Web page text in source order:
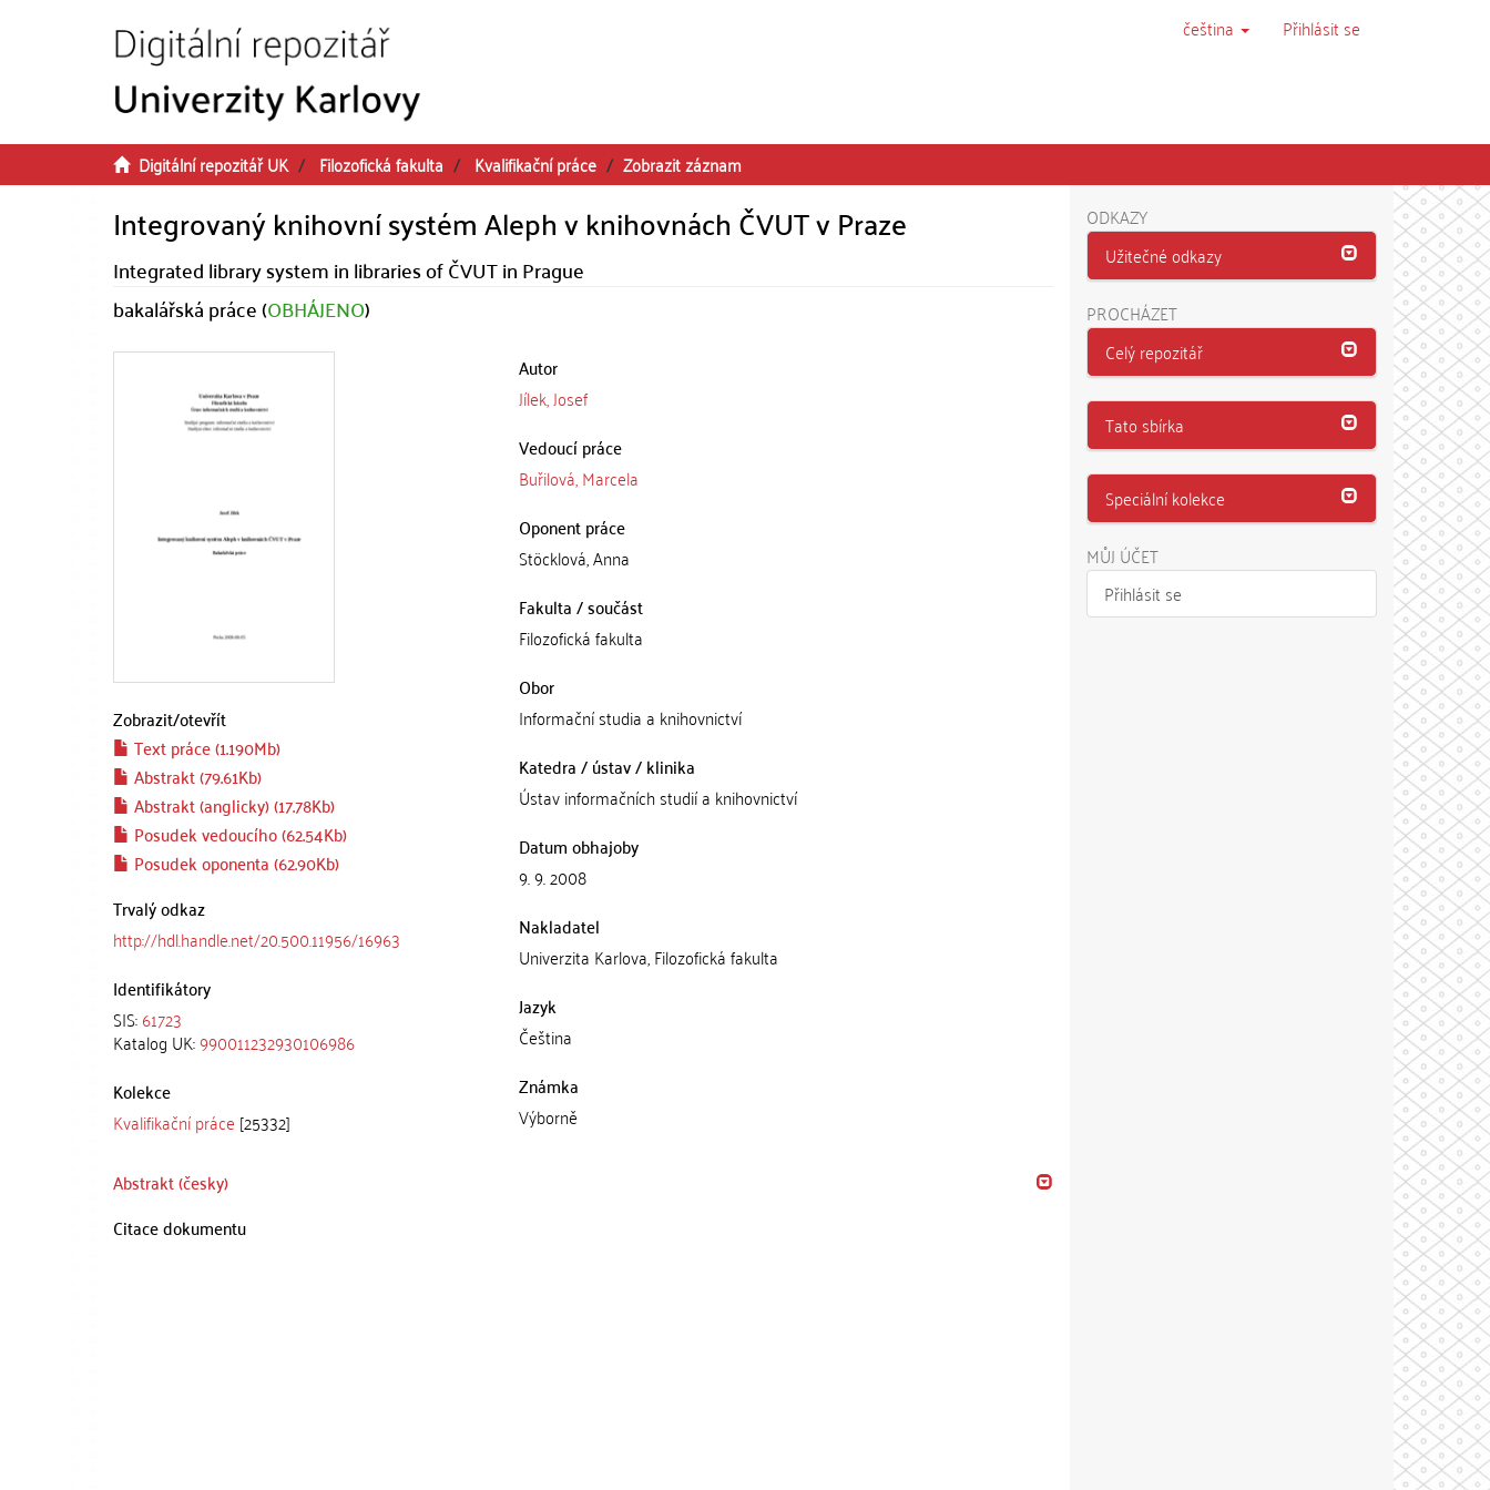
čeština Přihlásit se
Digitální repozitář UK Filozofická fakulta Kvalifikační práce Zobrazit záznam
Integrovaný knihovní systém Aleph v knihovnách ČVUT v Praze
Integrated library system in libraries of ČVUT in Prague
bakalářská práce (OBHÁJENO)
Zobrazit/otevřít
Text práce (1.190Mb)
Abstrakt (79.61Kb)
Abstrakt (anglicky) (17.78Kb)
Posudek vedoucího (62.54Kb)
Posudek oponenta (62.90Kb)
Trvalý odkaz
http://hdl.handle.net/20.500.11956/16963
Identifikátory
SIS:61723
Katalog UK:990011232930106986
Kolekce
Kvalifikační práce [25332]
Autor
Jílek, Josef
Vedoucí práce
Buřilová, Marcela
Oponent práce
Stöcklová, Anna
Fakulta / součást
Filozofická fakulta
Obor
Informační studia a knihovnictví
Katedra / ústav / klinika
Ústav informačních studií a knihovnictví
Datum obhajoby
9. 9. 2008
Nakladatel
Univerzita Karlova, Filozofická fakulta
Jazyk
Čeština
Známka
Výborně
Abstrakt (česky)
Citace dokumentu
ODKAZY
Užitečné odkazy
PROCHÁZET
Celý repozitář
Tato sbírka
Speciální kolekce
MŮJ ÚČET
Přihlásit se